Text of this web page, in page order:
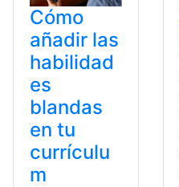
Cómo
añadir las
habilidad
es
blandas
en tu
currículu
m